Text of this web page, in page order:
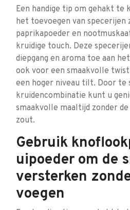
Een handige tip om gehakt te
het toevoegen van specerijen
paprikapoeder en
kruidige touch. Deze
diepgang en aroma toe aan
ook voor een smaakvolle
een hoger niveau tilt. Door te
kruidencombinatie kunt u
smaakvolle maaltijd zonder
zout.
Gebruik
uipoeder om de
versterken
voegen